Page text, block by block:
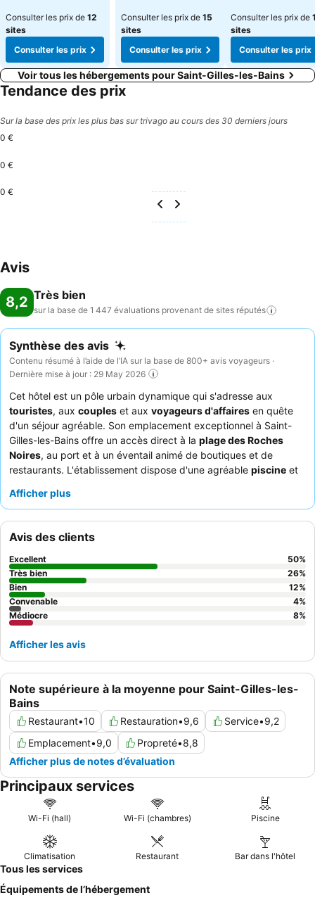
Consulter les prix de 12
sites
Consulter les prix
Consulter les prix de 15
sites
Consulter les prix
Consulter les prix de
sites
Consulter les prix
Voir tous les hébergements pour Saint-Gilles-les-Bains
Tendance des prix
Sur la base des prix les plus bas sur trivago au cours des 30 derniers jours
0 €
0 €
0 €
Avis
8,2 Très bien
sur la base de 1 447 évaluations provenant de sites réputés
Synthèse des avis
Contenu résumé à l’aide de l’IA sur la base de 800+ avis voyageurs ·
Dernière mise à jour : 29 May 2026
Cet hôtel est un pôle urbain dynamique qui s'adresse aux
touristes, aux couples et aux voyageurs d'affaires en quête
d'un séjour agréable. Son emplacement exceptionnel à Saint-
Gilles-les-Bains offre un accès direct à la plage des Roches
Noires, au port et à un éventail animé de boutiques et de
restaurants. L'établissement dispose d'une agréable piscine et
connexion Wi-Fi fiable. Les clients apprécient constamment le
plats créatifs mettant en valeur les saveurs authentiques de la
Réunion, ainsi qu'un petit-déjeuner buffet varié. Pour une
expérience plus calme, il est conseillé aux clients de demander
des chambres donnant sur l'arrière et non sur la rue.
Afficher plus
Note supérieure à la moyenne pour Saint-Gilles-les-
Bains
Restaurant•10 Restauration•9,6 Service•9,2
Emplacement•9,0 Propreté•8,8
Afficher plus de notes d’évaluation
Avis des clients
Excellent 50%
Très bien
26%
Bien
12%
Convenable
4%
Médiocre
8%
Afficher les avis
Principaux services
Wi-Fi (hall) Wi-Fi (chambres) Piscine
Climatisation Restaurant Bar dans l'hôtel
Tous les services
Équipements de l’hébergement